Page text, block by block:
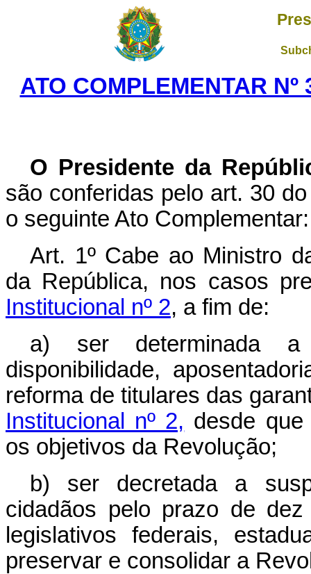
ATO COMPLEMENTAR
O Presidente da
são conferidas pelo art. 30
o seguinte Ato Complementar:
Art. 1º Cabe ao Ministro
da República, nos casos
Institucional nº 2, a fim de:
a) ser determinada a
disponibilidade,
reforma de titulares das
Institucional nº 2, desde que
os objetivos da Revolução;
b) ser decretada a
cidadãos pelo prazo de
legislativos federais,
preservar e consolidar a